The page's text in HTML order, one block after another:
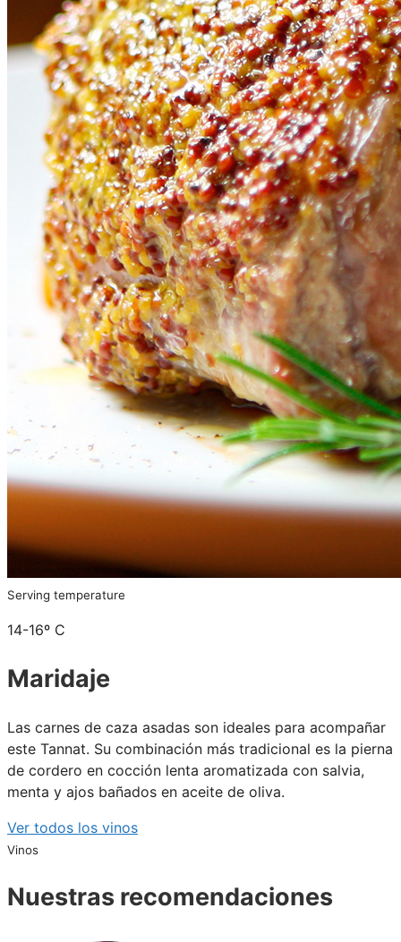
Serving temperature
14-16º C
Maridaje
Las carnes de caza asadas son ideales para acompañar
este Tannat. Su combinación más tradicional es la pierna
de cordero en cocción lenta aromatizada con salvia,
menta y ajos bañados en aceite de oliva.
Ver todos los vinos
Vinos
Nuestras recomendaciones